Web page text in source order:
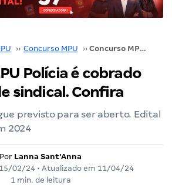
›› Concurso MPU ›› Concurso MPU Polícia é cobrado por entidade sindical. Confira
Polícia é cobrado
sindical. Confira
previsto para ser aberto. Edital
2024
Por Lanna Sant'Anna
15/02/24 • Atualizado em 11/04/24
1 min. de leitura